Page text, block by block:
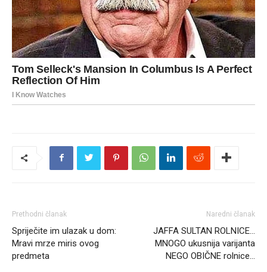
Prethodni članak
Spriječite im ulazak u dom:
Mravi mrze miris ovog
predmeta
Naredni članak
JAFFA SULTAN ROLNICE…
MNOGO ukusnija varijanta
NEGO OBIČNE rolnice…